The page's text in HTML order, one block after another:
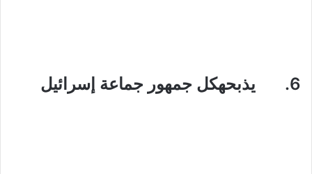
6. يذبحهكل جمهور جماعة إسرائيل